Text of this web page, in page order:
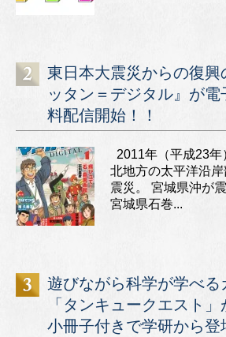
東日本大震災からの復興
ッタン＝デジタル』が
料配信開始！！
2011年（平成23年
北地方の太平洋沿
震災。 宮城県沖が
宮城県石巻...
遊びながら科学が学べる
「タンキュークエスト
小冊子付きで学研から登